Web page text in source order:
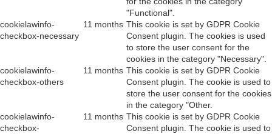
"Functional".
cookielawinfo-
checkbox-necessary
11 months This cookie is set by GDPR Cookie
Consent plugin. The cookies is used
to store the user consent for the
cookies in the category "Necessary".
cookielawinfo-
checkbox-others
11 months This cookie is set by GDPR Cookie
Consent plugin. The cookie is used to
store the user consent for the cookies
in the category "Other.
cookielawinfo-
checkbox-
11 months This cookie is set by GDPR Cookie
Consent plugin. The cookie is used to